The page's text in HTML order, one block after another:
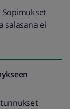
Sopimukset
salasana ei